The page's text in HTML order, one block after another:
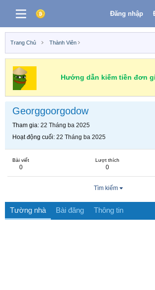
Đăng nhập
Trang Chủ Thành Viên
Hướng dẫn kiếm tiền đơn
Georggoorgodow
Tham gia 22 Tháng ba 2025
Hoạt động cuối 22 Tháng ba 2025
Bài viết
0
Lượt thích
0
Tìm kiếm
Tường nhà Bài đăng Thông tin